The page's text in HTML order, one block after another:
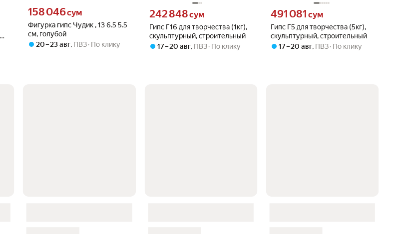
Фигурка гипс Чудик , 13 6.5 5.5
см, голубой
Цена 158046 сум вместо
158 046сум
20 – 23 авг, ПВЗ По клику
Гипс Г16 для творчества (1кг),
скульптурный, строительный
Цена 242848 сум вместо
242 848сум
17 – 20 авг, ПВЗ По клику
Гипс Г5 для творчества (5кг),
скульптурный, строительный
Цена 491081 сум вместо
491 081 сум
17 – 20 авг, ПВЗ По клику